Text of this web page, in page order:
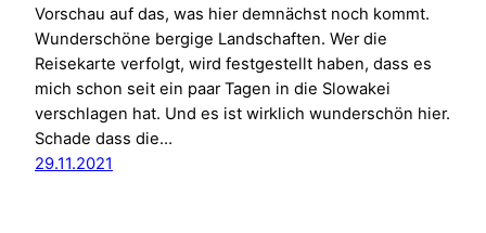
Vorschau auf das, was hier demnächst noch kommt.
Wunderschöne bergige Landschaften. Wer die
Reisekarte verfolgt, wird festgestellt haben, dass es
mich schon seit ein paar Tagen in die Slowakei
verschlagen hat. Und es ist wirklich wunderschön hier.
Schade dass die…
29.11.2021